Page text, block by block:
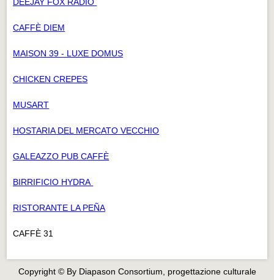
CAFFÈ DIEM
MAISON 39 - LUXE DOMUS
CHICKEN CREPES
MUSART
HOSTARIA DEL MERCATO VECCHIO
GALEAZZO PUB CAFFÈ
BIRRIFICIO HYDRA
RISTORANTE LA PEÑA
CAFFÈ 31
Copyright © By Diapason Consortium, progettazione culturale